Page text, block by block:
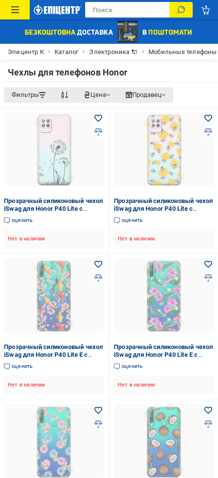
Эпицентр К Каталог Электроника 🔌 Мобильные телефоны
Чехлы для телефонов Honor
Фильтры Цена Продавец
Прозрачный силиконовый чехол
iSwag для Honor P40 Lite с
рисунком - Одуванчики (M1643)
оценить
Нет в наличии
Прозрачный силиконовый чехол
iSwag для Honor P40 Lite с
рисунком - Пчелы (M1599)
оценить
Нет в наличии
Прозрачный силиконовый чехол
iSwag для Honor P40 Lite E с
рисунком - Японские рыбы
(M1500)
оценить
Нет в наличии
Прозрачный силиконовый чехол
iSwag для Honor P40 Lite E с
рисунком - Тропические цветы
(M1501)
оценить
Нет в наличии